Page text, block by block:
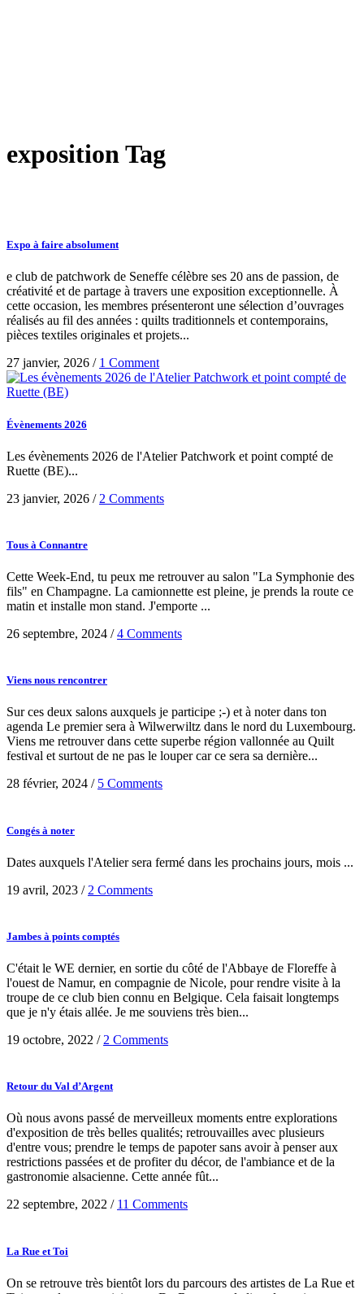
exposition Tag
Expo à faire absolument
e club de patchwork de Seneffe célèbre ses 20 ans de passion, de
créativité et de partage à travers une exposition exceptionnelle. À
cette occasion, les membres présenteront une sélection d’ouvrages
réalisés au fil des années : quilts traditionnels et contemporains,
pièces textiles originales et projets...
27 janvier, 2026 / 1 Comment
Évènements 2026
Les évènements 2026 de l'Atelier Patchwork et point compté de
Ruette (BE)...
23 janvier, 2026 / 2 Comments
Tous à Connantre
Cette Week-End, tu peux me retrouver au salon "La Symphonie des
fils" en Champagne. La camionnette est pleine, je prends la route ce
matin et installe mon stand. J'emporte ...
26 septembre, 2024 /4 Comments
Viens nous rencontrer
Sur ces deux salons auxquels je participe ;-) et à noter dans ton
agenda Le premier sera à Wilwerwiltz dans le nord du Luxembourg.
Viens me retrouver dans cette superbe région vallonnée au Quilt
festival et surtout de ne pas le louper car ce sera sa dernière...
28 février, 2024 / 5 Comments
Congés à noter
Dates auxquels l'Atelier sera fermé dans les prochains jours, mois ...
19 avril, 2023 / 2 Comments
Jambes à points comptés
C'était le WE dernier, en sortie du côté de l'Abbaye de Floreffe à
l'ouest de Namur, en compagnie de Nicole, pour rendre visite à la
troupe de ce club bien connu en Belgique. Cela faisait longtemps
que je n'y étais allée. Je me souviens très bien...
19 octobre, 2022 / 2 Comments
Retour du Val d’Argent
Où nous avons passé de merveilleux moments entre explorations
d'exposition de très belles qualités; retrouvailles avec plusieurs
d'entre vous; prendre le temps de papoter sans avoir à penser aux
restrictions passées et de profiter du décor, de l'ambiance et de la
gastronomie alsacienne. Cette année fût...
22 septembre, 2022 / 11 Comments
La Rue et Toi
On se retrouve très bientôt lors du parcours des artistes de La Rue et